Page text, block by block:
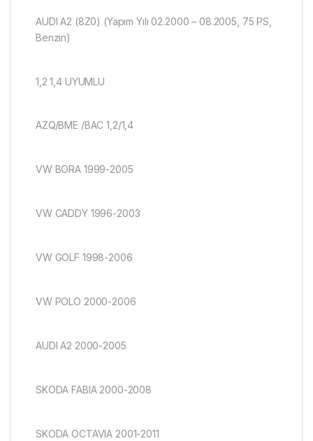
AUDI A2 (8Z0) (Yapım Yılı 02.2000 – 08.2005, 75 PS,
Benzin)
1,2 1,4 UYUMLU
AZQ/BME /BAC 1,2/1,4
VW BORA 1999-2005
VW CADDY 1996-2003
VW GOLF 1998-2006
VW POLO 2000-2006
AUDI A2 2000-2005
SKODA FABIA 2000-2008
SKODA OCTAVIA 2001-2011